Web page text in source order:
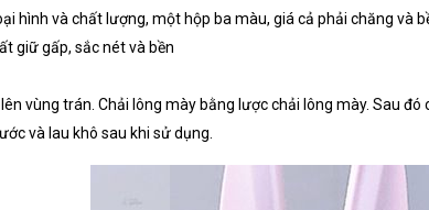
hình và chất lượng, một hộp ba màu, giá cả phải chăng và
giữ gấp, sắc nét và bền
vùng trán. Chải lông mày bằng lược chải lông mày. Sau
và lau khô sau khi sử dụng.